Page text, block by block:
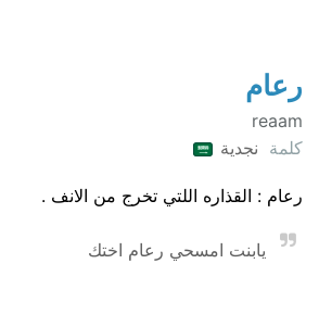
رعام
reaam
كلمة نجدية
رعام : القذاره اللتي تخرج من الانف .
يابنت امسحي رعام اختك